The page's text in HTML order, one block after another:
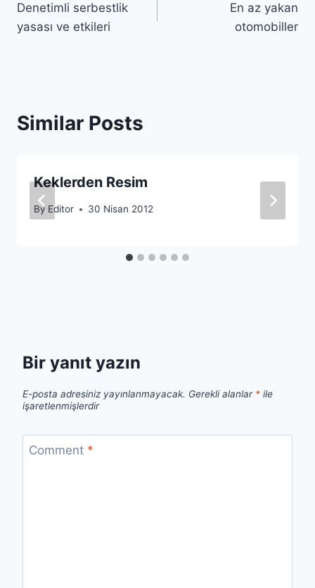
gezinmesi
Denetimli serbestlik
yasası ve etkileri
En az yakan
otomobiller
Similar Posts
Keklerden Resim
By Editor 30 Nisan 2012
Bir yanıt yazın
E-posta adresiniz yayınlanmayacak. Gerekli alanlar * ile
işaretlenmişlerdir
Comment *